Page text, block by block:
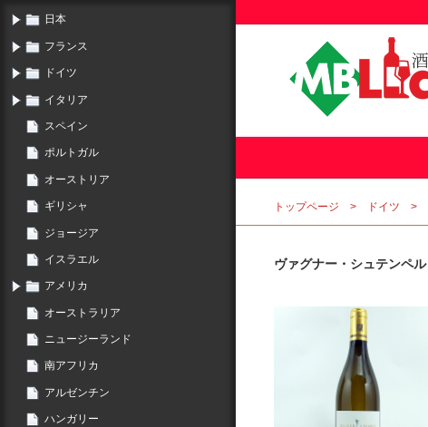
日本
フランス
ドイツ
イタリア
スペイン
ポルトガル
オーストリア
ギリシャ
ジョージア
イスラエル
アメリカ
オーストラリア
ニュージーランド
南アフリカ
アルゼンチン
ハンガリー
トップページ ドイツ
ヴァグナー・シュテンペル